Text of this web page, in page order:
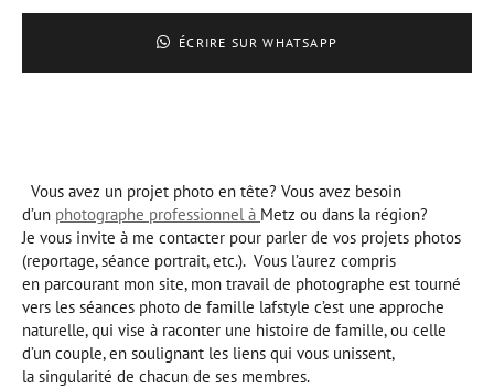
ÉCRIRE SUR WHATSAPP
Vous avez un projet photo en tête? Vous avez besoin
d’un photographe professionnel à Metz ou dans la région?
Je vous invite à me contacter pour parler de vos projets photos
(reportage, séance portrait, etc.). Vous l’aurez compris
en parcourant mon site, mon travail de photographe est tourné
vers les séances photo de famille lafstyle c’est une approche
naturelle, qui vise à raconter une histoire de famille, ou celle
d’un couple, en soulignant les liens qui vous unissent,
la singularité de chacun de ses membres.